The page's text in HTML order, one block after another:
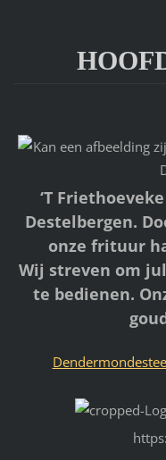
‘T
Destelbergen.
onze frituur
Wij streven om
te bedienen.